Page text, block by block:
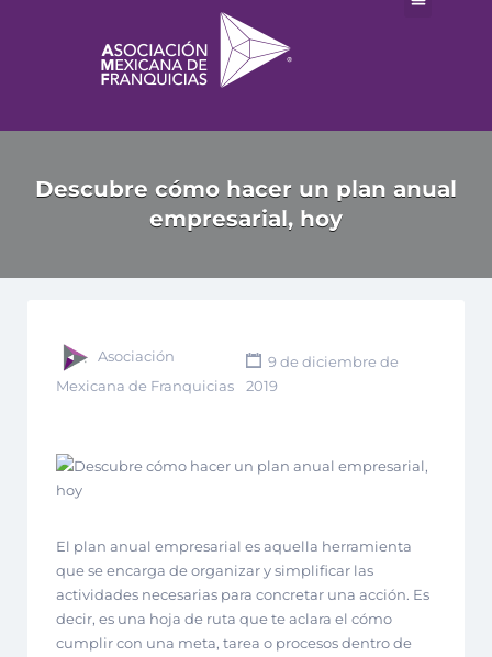
Descubre cómo hacer un plan anual
empresarial, hoy
Asociación
Mexicana de Franquicias
9 de diciembre de
2019
El plan anual empresarial es aquella herramienta
que se encarga de organizar y simplificar las
actividades necesarias para concretar una acción. Es
decir, es una hoja de ruta que te aclara el cómo
cumplir con una meta, tarea o procesos dentro de